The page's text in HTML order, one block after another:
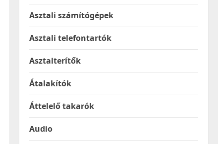
Asztali számítógépek
Asztali telefontartók
Asztalterítők
Átalakítók
Áttelelő takarók
Audio